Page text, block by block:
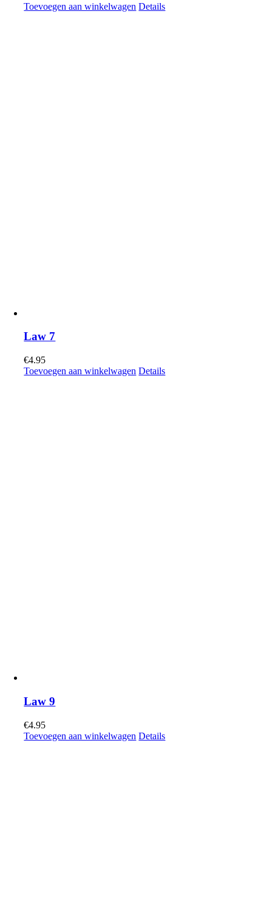
Toevoegen aan winkelwagen Details
Law 7
€4.95
Toevoegen aan winkelwagen Details
Law 9
€4.95
Toevoegen aan winkelwagen Details